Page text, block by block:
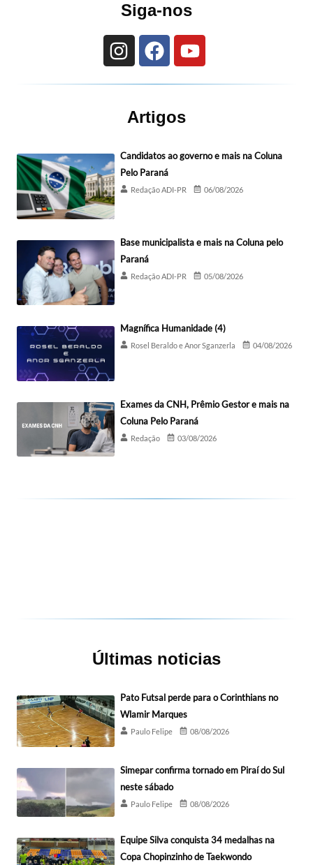
Siga-nos
Artigos
Candidatos ao governo e mais na Coluna
Pelo Paraná
Redação ADI-PR 06/08/2026
Base municipalista e mais na Coluna pelo
Paraná
Redação ADI-PR 05/08/2026
Magnífica Humanidade (4)
Rosel Beraldo e Anor Sganzerla 04/08/2026
Exames da CNH, Prêmio Gestor e mais na
Coluna Pelo Paraná
Redação 03/08/2026
Últimas noticias
Pato Futsal perde para o Corinthians no
Wlamir Marques
Paulo Felipe 08/08/2026
Simepar confirma tornado em Piraí do Sul
neste sábado
Paulo Felipe 08/08/2026
Equipe Silva conquista 34 medalhas na
Copa Chopinzinho de Taekwondo